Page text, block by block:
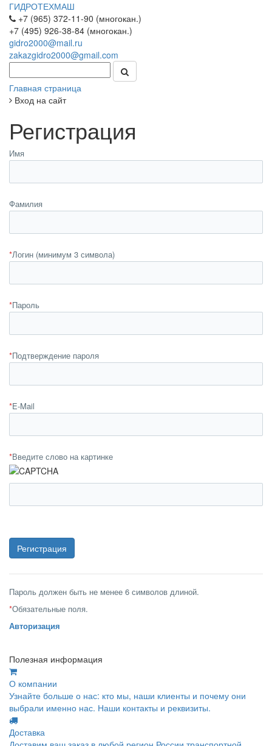
ГИДРОТЕХМАШ
+7 (965) 372-11-90 (многокан.)
+7 (495) 926-38-84 (многокан.)
gidro2000@mail.ru
zakazgidro2000@gmail.com
Главная страница
Вход на сайт
Регистрация
Имя
Фамилия
*Логин (минимум 3 символа)
*Пароль
*Подтверждение пароля
*E-Mail
*Введите слово на картинке
Пароль должен быть не менее 6 символов длиной.
*Обязательные поля.
Авторизация
Полезная информация
О компании
Узнайте больше о нас: кто мы, наши клиенты и почему они
выбрали именно нас. Наши контакты и реквизиты.
Доставка